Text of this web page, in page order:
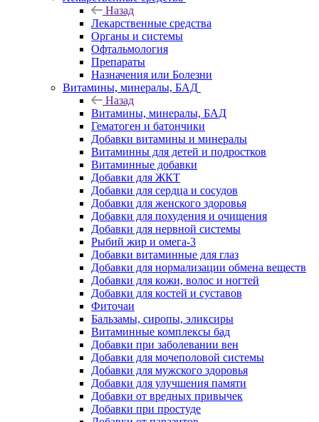
Назад
Лекарственные средства
Органы и системы
Офтальмология
Препараты
Назначения или Болезни
Витамины, минералы, БАД
Назад
Витамины, минералы, БАД
Гематоген и батончики
Добавки витамины и минералы
Витаминны для детей и подростков
Витаминные добавки
Добавки для ЖКТ
Добавки для сердца и сосудов
Добавки для женского здоровья
Добавки для похудения и очищения
Добавки для нервной системы
Рыбий жир и омега-3
Добавки витаминные для глаз
Добавки для нормализации обмена веществ
Добавки для кожи, волос и ногтей
Добавки для костей и суставов
Фиточаи
Бальзамы, сиропы, эликсиры
Витаминные комплексы бад
Добавки при заболевании вен
Добавки для мочеполовой системы
Добавки для мужского здоровья
Добавки для улучшения памяти
Добавки от вредных привычек
Добавки при простуде